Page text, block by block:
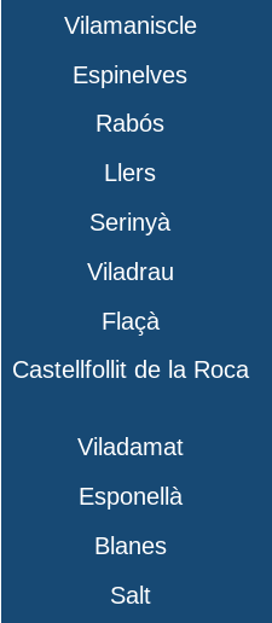
Vilamaniscle
Espinelves
Rabós
Llers
Serinyà
Viladrau
Flaçà
Castellfollit de la Roca
Viladamat
Esponellà
Blanes
Salt